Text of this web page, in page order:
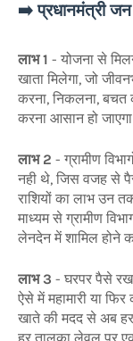
➡️ प्रधानमंत्री
लाभ 1 - योजना से
खाता मिलेगा, जो
करना, निकलना,
करना आसान हो
लाभ 2 - ग्रामीण
नही थे, जिस वजह से
राशियों का लाभ उन
माध्यम से ग्रामीण
लेनदेन में शामिल होने
लाभ 3 - घरपर पैसे
ऐसे में महामारी या
खाते की मदद से अब
हर तालुका लेवल पर एक